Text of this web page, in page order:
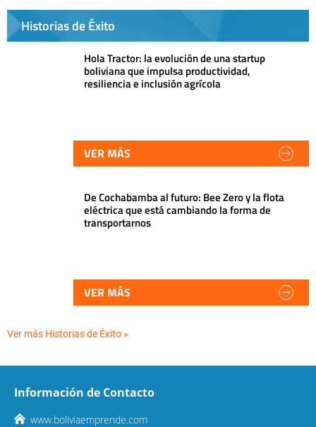
Historias de Éxito
Hola Tractor: la evolución de una startup
boliviana que impulsa productividad,
resiliencia e inclusión agrícola
VER MÁS
De Cochabamba al futuro: Bee Zero y la flota
eléctrica que está cambiando la forma de
transportarnos
VER MÁS
Ver más Historias de Éxito »
Información de Contacto
www.boliviaemprende.com